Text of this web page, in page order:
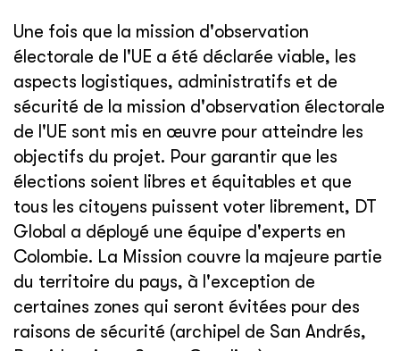
Une fois que la mission d'observation
électorale de l'UE a été déclarée viable, les
aspects logistiques, administratifs et de
sécurité de la mission d'observation électorale
de l'UE sont mis en œuvre pour atteindre les
objectifs du projet. Pour garantir que les
élections soient libres et équitables et que
tous les citoyens puissent voter librement, DT
Global a déployé une équipe d'experts en
Colombie. La Mission couvre la majeure partie
du territoire du pays, à l'exception de
certaines zones qui seront évitées pour des
raisons de sécurité (archipel de San Andrés,